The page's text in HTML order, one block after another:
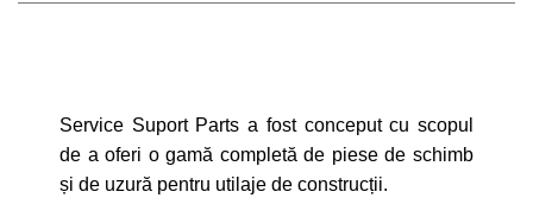
Service Suport Parts a fost conceput cu scopul
de a oferi o gamă completă de piese de schimb
și de uzură pentru utilaje de construcții.